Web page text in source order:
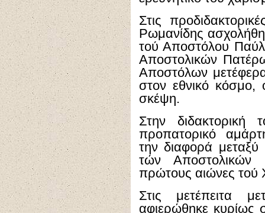
Στις
Ρωμανίδης
τού Αποστόλου
Αποστολικών
Αποστόλων
στον εθνικό κόσμο,
σκέψη.
Στην διδακτορική
προπατορικό
την διαφορά μεταξύ
τών Αποστολικών
πρώτους αιώνες τού
Στις μετέπειτα
αφιερώθηκε κυρίως